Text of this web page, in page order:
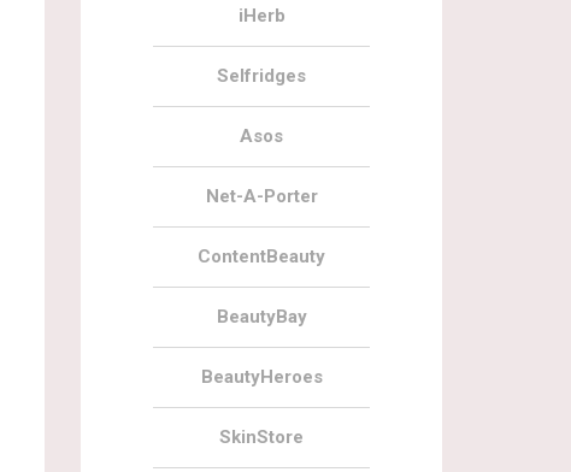
iHerb
Selfridges
Asos
Net-A-Porter
ContentBeauty
BeautyBay
BeautyHeroes
SkinStore